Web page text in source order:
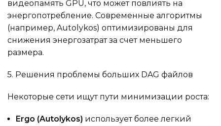
видеопамять GPU, что может повлиять на
энергопотребление. Современные алгоритмы
(например, Autolykos) оптимизированы для
снижения энергозатрат за счет меньшего
размера.
5. Решения проблемы больших DAG файлов
Некоторые сети ищут пути минимизации роста:
Ergo (Autolykos) использует более легкий